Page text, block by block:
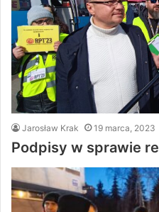
Jarosław Krak 19 marca, 2023
Podpisy w sprawie